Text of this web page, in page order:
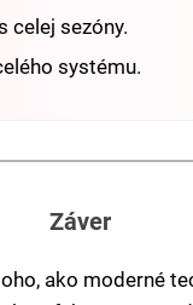
celej sezóny.
systému.
Záver
ako moderné